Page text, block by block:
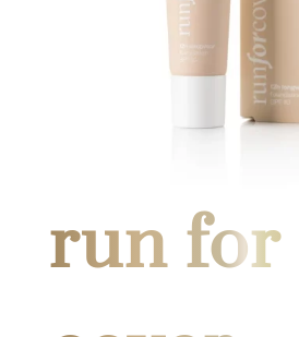
run for